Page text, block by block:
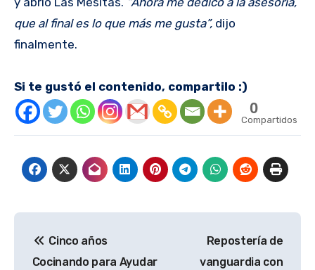
que al final es lo que más me gusta”, dijo
finalmente.
Si te gustó el contenido, compartilo :)
0
Compartidos
de
Cinco años
Cocinando para Ayudar
Repostería de
vanguardia con